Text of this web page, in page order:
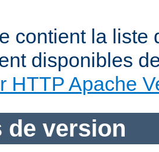
contient la liste
disponibles
HTTP Apache
de version